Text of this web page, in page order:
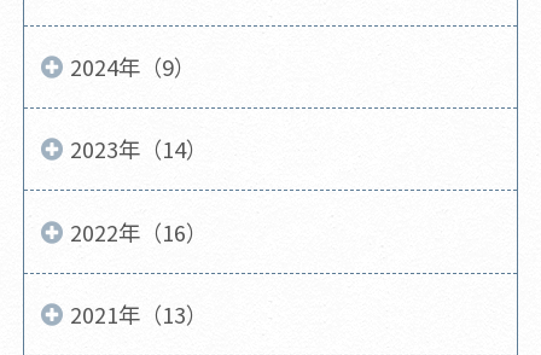
2024年（9）
2023年（14）
2022年（16）
2021年（13）